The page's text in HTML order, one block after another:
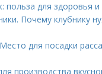
для здоровья и
Почему клубнику
для посадки
производства